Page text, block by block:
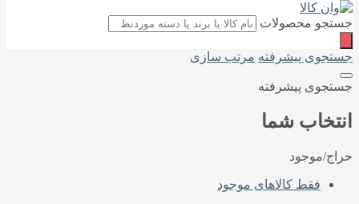
جستجو محصولات
جستجوی پیشرفته مرتب سازی
جستجوی پیشرفته
انتخاب شما
حراج/موجود
فقط کالاهای موجود